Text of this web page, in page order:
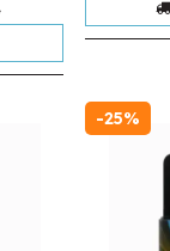
-25%